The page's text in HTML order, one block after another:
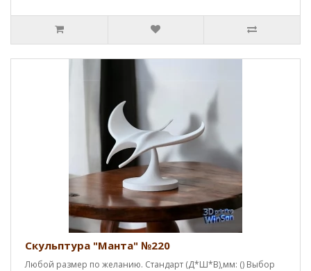
Скульптура "Манта" №220
Любой размер по желанию. Стандарт (Д*Ш*В),мм: () Выбор